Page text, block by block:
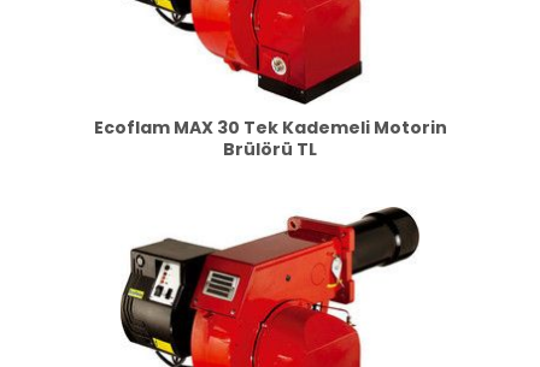
Ecoflam MAX 30 Tek Kademeli Motorin
Brülörü TL